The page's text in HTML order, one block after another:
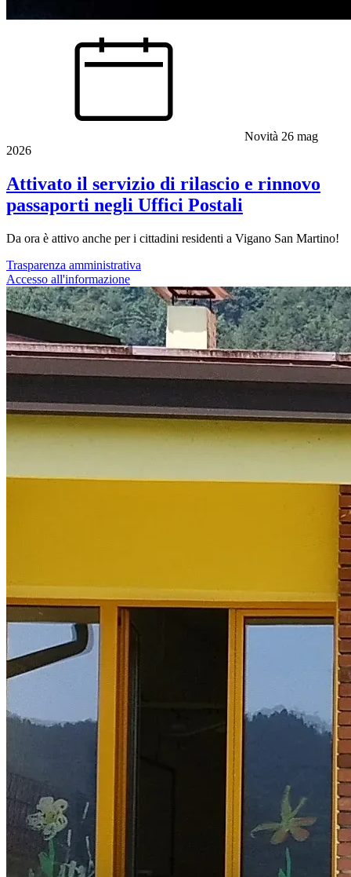
Novità 26 mag
2026
Attivato il servizio di rilascio e rinnovo
passaporti negli Uffici Postali
Da ora è attivo anche per i cittadini residenti a Vigano San Martino!
Trasparenza amministrativa
Accesso all'informazione